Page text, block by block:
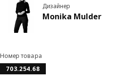
Дизайнер
Monika Mulder
Номер товара
703.254.68